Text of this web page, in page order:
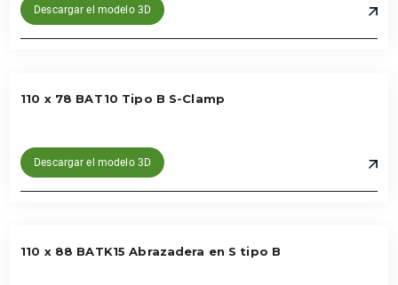
Descargar el modelo 3D
110 x 78 BAT10 Tipo B S-Clamp
Descargar el modelo 3D
110 x 88 BATK15 Abrazadera en S tipo B